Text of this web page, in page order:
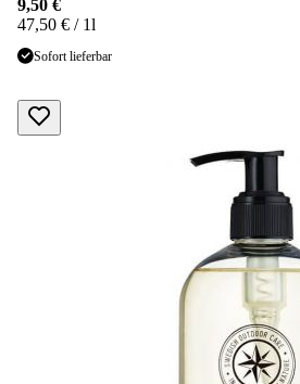
9,50 €
47,50 € / 1l
Sofort lieferbar